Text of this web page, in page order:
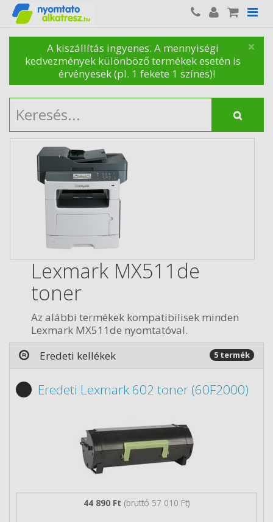
×
A kiszállítás ingyenes. A mennyiségi
kedvezmények különböző termékek esetén is
érvényesek (pl. 1 fekete 1 színes)!
Lexmark MX511de
toner
Az alábbi termékek kompatibilisek minden
Lexmark MX511de nyomtatóval.
Eredeti kellékek
5 termék
Eredeti Lexmark 602 toner (60F2000)
44 890 Ft (bruttó 57 010 Ft)